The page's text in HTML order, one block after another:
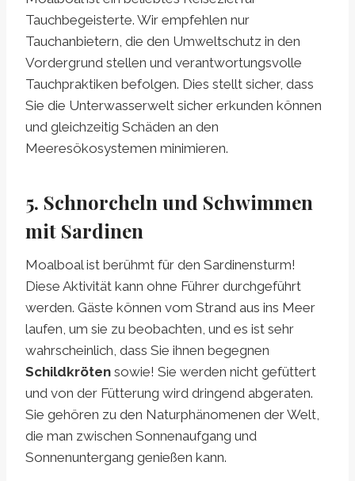
Tauchbegeisterte. Wir empfehlen nur
Tauchanbietern, die den Umweltschutz in den
Vordergrund stellen und verantwortungsvolle
Tauchpraktiken befolgen. Dies stellt sicher, dass
Sie die Unterwasserwelt sicher erkunden können
und gleichzeitig Schäden an den
Meeresökosystemen minimieren.
5. Schnorcheln und Schwimmen
mit Sardinen
Moalboal ist berühmt für den Sardinensturm!
Diese Aktivität kann ohne Führer durchgeführt
werden. Gäste können vom Strand aus ins Meer
laufen, um sie zu beobachten, und es ist sehr
wahrscheinlich, dass Sie ihnen begegnen
Schildkröten sowie! Sie werden nicht gefüttert
und von der Fütterung wird dringend abgeraten.
Sie gehören zu den Naturphänomenen der Welt,
die man zwischen Sonnenaufgang und
Sonnenuntergang genießen kann.